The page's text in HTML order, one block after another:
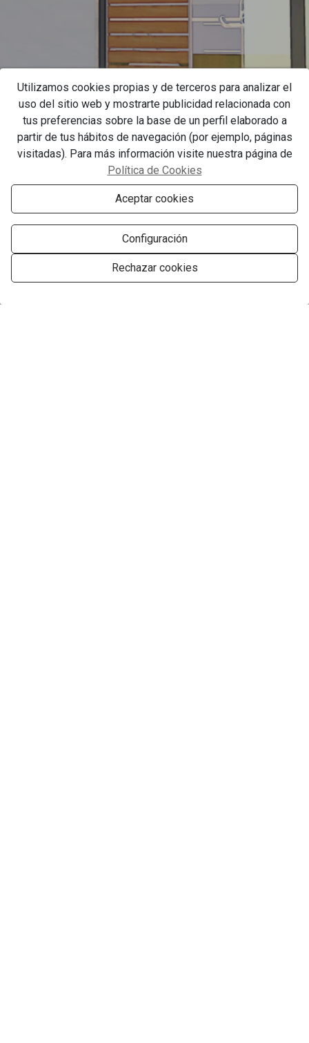
Utilizamos cookies propias y de terceros para analizar el
uso del sitio web y mostrarte publicidad relacionada con
tus preferencias sobre la base de un perfil elaborado a
partir de tus hábitos de navegación (por ejemplo, páginas
visitadas). Para más información visite nuestra página de
Política de Cookies
Aceptar cookies
Configuración
Rechazar cookies